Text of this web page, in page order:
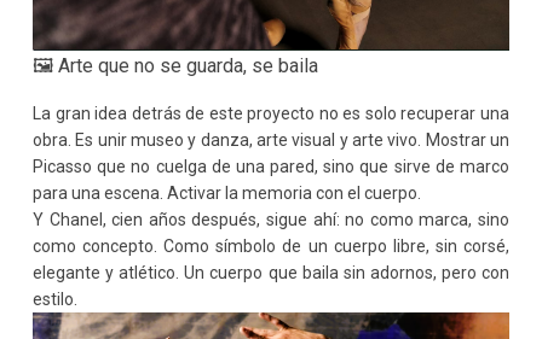
🖼 Arte que no se guarda, se baila
La gran idea detrás de este proyecto no es solo recuperar una
obra. Es unir museo y danza, arte visual y arte vivo. Mostrar un
Picasso que no cuelga de una pared, sino que sirve de marco
para una escena. Activar la memoria con el cuerpo.
Y Chanel, cien años después, sigue ahí: no como marca, sino
como concepto. Como símbolo de un cuerpo libre, sin corsé,
elegante y atlético. Un cuerpo que baila sin adornos, pero con
estilo.